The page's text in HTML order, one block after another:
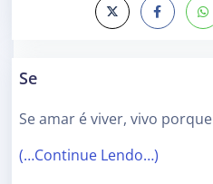
Se
Se amar é viver, vivo
(…Continue Lendo…)